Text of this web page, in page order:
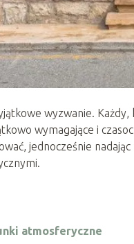
wyzwanie.
wymagające i
jednocześnie
atmosferyczne